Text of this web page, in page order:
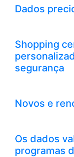
Dados
Shopping
segurança
Novos e
Os dados
programas